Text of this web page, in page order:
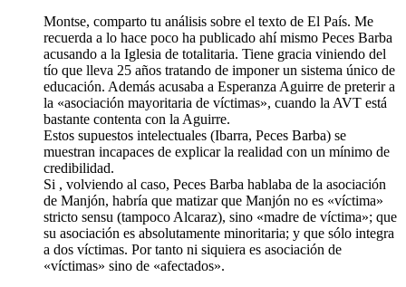
Montse, comparto tu análisis sobre el texto de El País. Me
recuerda a lo hace poco ha publicado ahí mismo Peces Barba
acusando a la Iglesia de totalitaria. Tiene gracia viniendo del
tío que lleva 25 años tratando de imponer un sistema único de
educación. Además acusaba a Esperanza Aguirre de preterir a
la «asociación mayoritaria de víctimas», cuando la AVT está
bastante contenta con la Aguirre.
Estos supuestos intelectuales (Ibarra, Peces Barba) se
muestran incapaces de explicar la realidad con un mínimo de
credibilidad.
Si , volviendo al caso, Peces Barba hablaba de la asociación
de Manjón, habría que matizar que Manjón no es «víctima»
stricto sensu (tampoco Alcaraz), sino «madre de víctima»; que
su asociación es absolutamente minoritaria; y que sólo integra
a dos víctimas. Por tanto ni siquiera es asociación de
«víctimas» sino de «afectados».